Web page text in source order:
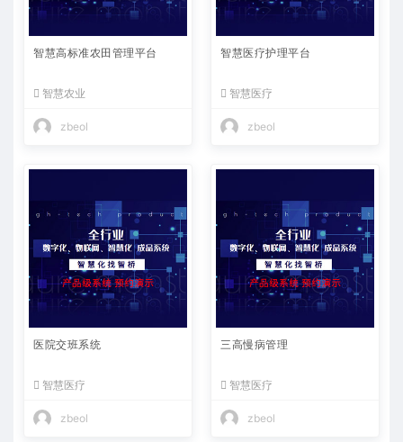
智慧高标准农田管理平台
智慧农业
zbeol
智慧医疗护理平台
智慧医疗
zbeol
医院交班系统
智慧医疗
zbeol
三高慢病管理
智慧医疗
zbeol